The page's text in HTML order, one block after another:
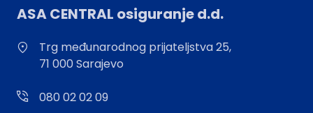
ASA CENTRAL osiguranje d.d.
Trg međunarodnog prijateljstva 25,
71 000 Sarajevo
080 02 02 09